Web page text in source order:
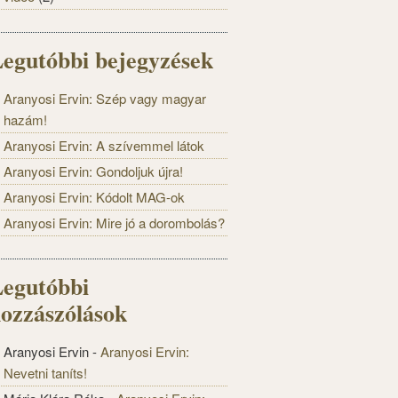
bejegyzések
Aranyosi Ervin: Szép vagy magyar
hazám!
Aranyosi Ervin: A szívemmel látok
Aranyosi Ervin: Gondoljuk újra!
Aranyosi Ervin: Kódolt MAG-ok
Aranyosi Ervin: Mire jó a dorombolás?
Aranyosi Ervin-Aranyosi Ervin:
Nevetni taníts!